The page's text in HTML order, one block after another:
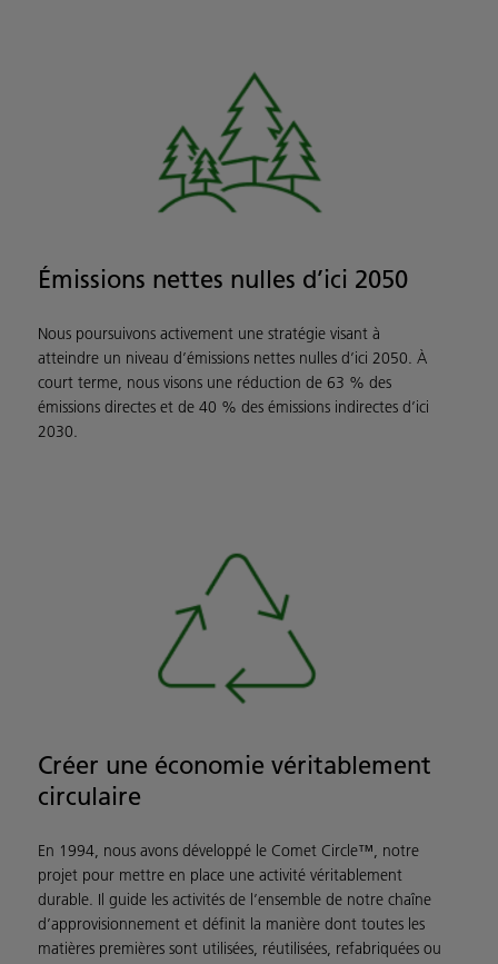
Émissions nettes nulles d’ici 2050
Nous poursuivons activement une stratégie visant à
atteindre un niveau d’émissions nettes nulles d’ici 2050. À
court terme, nous visons une réduction de 63 % des
émissions directes et de 40 % des émissions indirectes d’ici
2030.
Créer une économie véritablement
circulaire
En 1994, nous avons développé le Comet Circle™, notre
projet pour mettre en place une activité véritablement
durable. Il guide les activités de l’ensemble de notre chaîne
d’approvisionnement et définit la manière dont toutes les
matières premières sont utilisées, réutilisées, refabriquées ou